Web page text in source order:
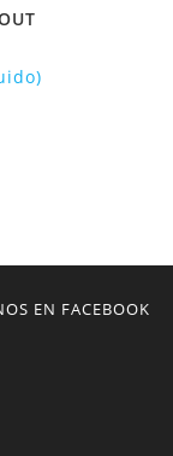
EN FACEBOOK